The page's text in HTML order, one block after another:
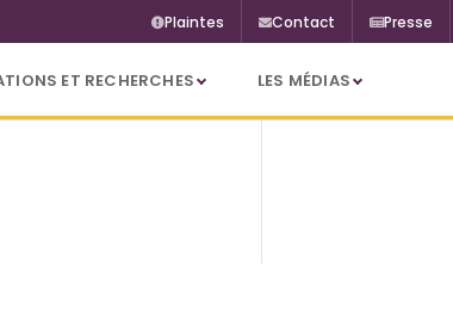
Plaintes Contact Presse
ET RECHERCHES LES MÉDIAS